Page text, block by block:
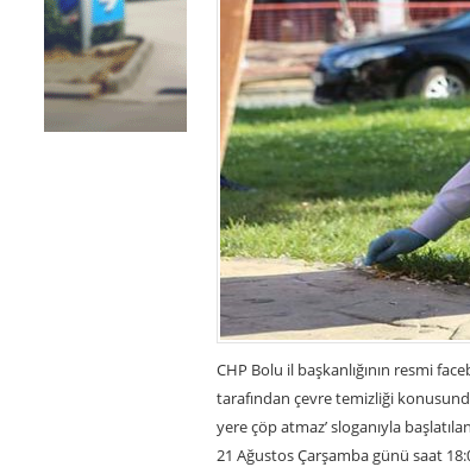
CHP Bolu il başkanlığının resmi
tarafından çevre temizliği
yere çöp atmaz’ sloganıyla
21 Ağustos Çarşamba günü saat